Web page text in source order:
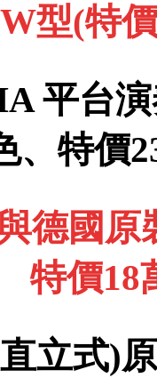
W型(特
平台
、特價
德國
特價18
立式)